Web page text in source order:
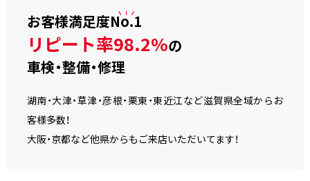
お客様満足度No.1
リピート率98.2%の
車検・整備・修理
湖南・大津・草津・彦根・栗東・東近江など滋賀県全域からお
客様多数！
大阪・京都など他県からもご来店いただいてます！